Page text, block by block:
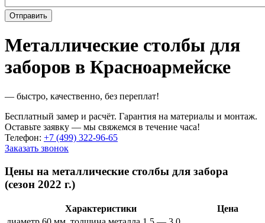
Металлические столбы для
заборов в Красноармейске
— быстро, качественно, без переплат!
Бесплатный замер и расчёт. Гарантия на материалы и монтаж.
Оставьте заявку — мы свяжемся в течение часа!
Телефон: +7 (499) 322-96-65
Заказать звонок
Цены на металлические столбы для забора
(сезон 2022 г.)
Характеристики
Цена